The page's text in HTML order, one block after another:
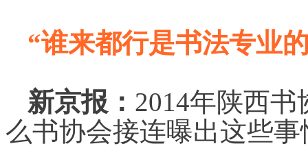
“谁来都行是书法专业
新京报： 2014年陕西
么书协会接连曝出这些事